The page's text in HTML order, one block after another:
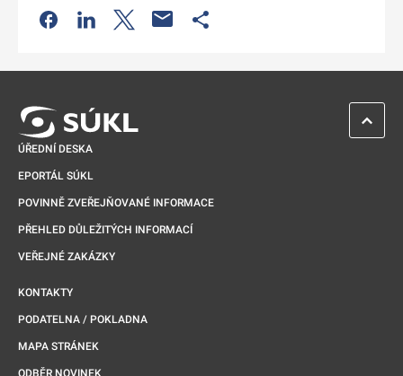
Odkaz se otevře na nové kartě
Odkaz se otevře na nové kartě
Odkaz se otevře na nové kartě
ÚŘEDNÍ DESKA
EPORTÁL SÚKL
POVINNĚ ZVEŘEJŇOVANÉ INFORMACE
PŘEHLED DŮLEŽITÝCH INFORMACÍ
VEŘEJNÉ ZAKÁZKY
KONTAKTY
PODATELNA / POKLADNA
MAPA STRÁNEK
ODBĚR NOVINEK
ZPĚT